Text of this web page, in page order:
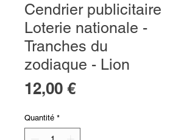
Cendrier publicitaire
Loterie nationale -
Tranches du
zodiaque - Lion
12,00 €Prix
Quantité *